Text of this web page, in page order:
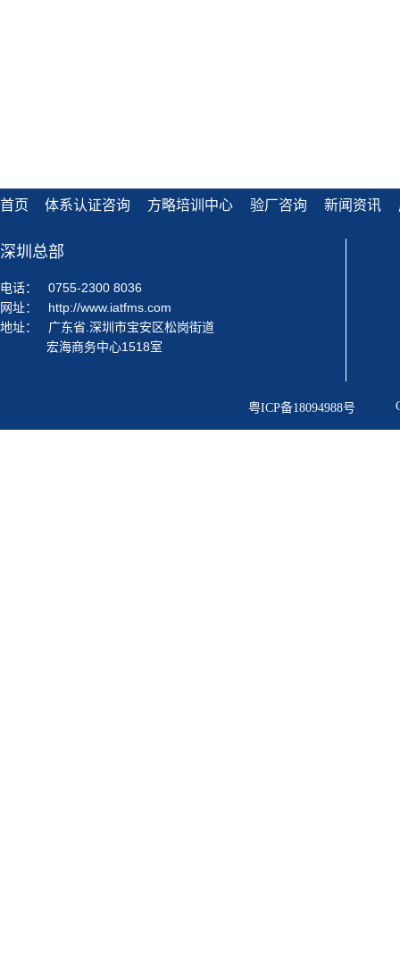
首页 体系认证咨询 方略培训中心 验厂咨询 新闻资讯
深圳总部
电话：
0755-2300 8036
网址：
http://www.iatfms.com
地址：
广东省.深圳市宝安区松岗街道
宏海商务中心1518室
粤ICP备18094988号